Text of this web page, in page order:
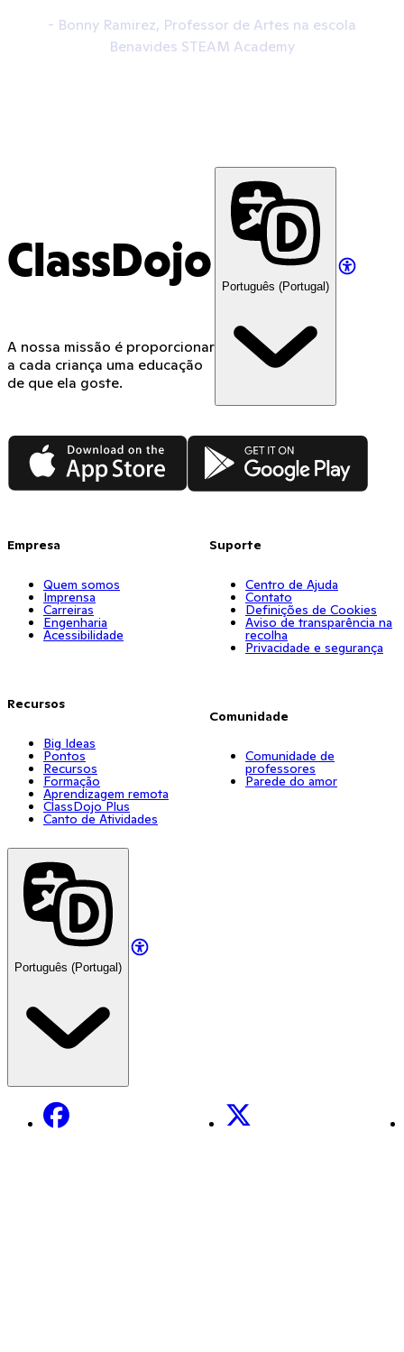
- Bonny Ramirez, Professor de Artes na escola
Benavides STEAM Academy
ClassDojo
A nossa missão é proporcionar
a cada criança uma educação
de que ela goste.
Português (Portugal)
App Store Google Play
Empresa
Quem somos
Imprensa
Carreiras
Engenharia
Acessibilidade
Recursos
Big Ideas
Pontos
Recursos
Formação
Aprendizagem remota
ClassDojo Plus
Canto de Atividades
Suporte
Centro de Ajuda
Contato
Definições de Cookies
Aviso de transparência na
recolha
Privacidade e segurança
Comunidade
Comunidade de
professores
Parede do amor
Português (Portugal)
Facebook X